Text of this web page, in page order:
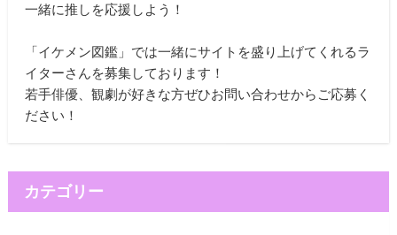
一緒に推しを応援しよう！
「イケメン図鑑」では一緒にサイトを盛り上げてくれるラ
イターさんを募集しております！
若手俳優、観劇が好きな方ぜひお問い合わせからご応募く
ださい！
カテゴリー